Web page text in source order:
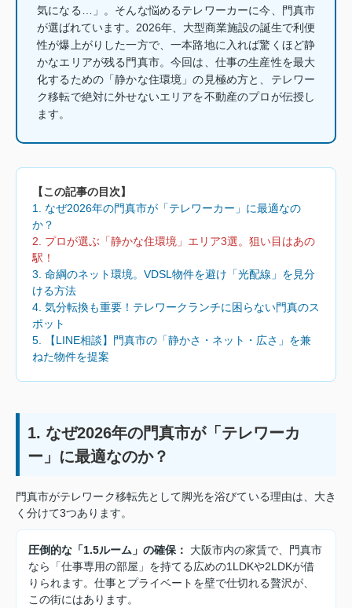
気になる…」。そんな悩めるテレワーカーに今、門真市
が選ばれています。2026年、大型商業施設の誕生で利便
性が爆上がりした一方で、一本路地に入れば驚くほど静
かなエリアが残る門真市。今回は、仕事の生産性を最大
化するための「静かな住環境」の見極め方と、テレワー
ク移転で絶対に外せないエリアを不動産のプロが伝授し
ます。
【この記事の目次】
1. なぜ2026年の門真市が「テレワーカー」に最適なの
か？
2. プロが選ぶ「静かな住環境」エリア3選。狙い目はあの
駅！
3. 命綱のネット環境。VDSL物件を避け「光配線」を見分
ける方法
4. 気分転換も重要！テレワークランチに困らない門真のス
ポット
5. 【LINE相談】門真市の「静かさ・ネット・広さ」を兼
ねた物件を提案
1. なぜ2026年の門真市が「テレワーカ
ー」に最適なのか？
門真市がテレワーク移転先として脚光を浴びている理由は、大き
く分けて3つあります。
圧倒的な「1.5ルーム」の確保：
大阪市内の家賃で、門真市
なら「仕事専用の部屋」を持てる広めの1LDKや2LDKが借
りられます。仕事とプライベートを壁で仕切れる贅沢が、
この街にはあります。